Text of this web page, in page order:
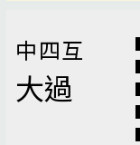
中四互
大過